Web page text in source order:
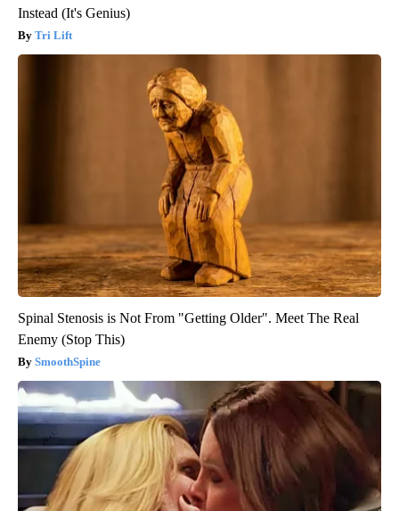
Instead (It's Genius)
Tri Lift
Spinal Stenosis is Not From "Getting Older". Meet The Real
Enemy (Stop This)
SmoothSpine